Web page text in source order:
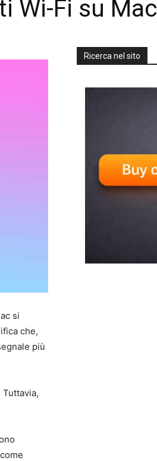
Wi-Fi su Mac
si
che,
più
Ricerca nel sito